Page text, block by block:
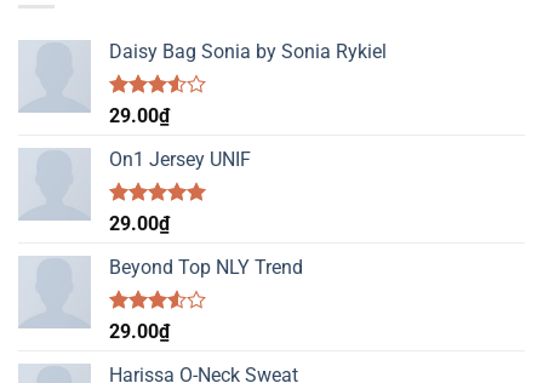
Daisy Bag Sonia by Sonia Rykiel
Được
hạng
3.50 5
sao
29.00₫
On1 Jersey UNIF
Được xếp
5.00
5 sao
29.00₫
Beyond Top NLY Trend
Được
hạng
29.00₫
Harissa O-Neck Sweat